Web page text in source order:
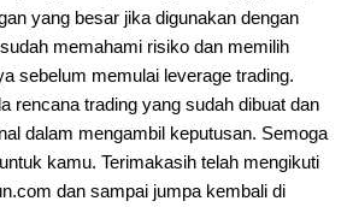
yang besar jika digunakan dengan
memahami risiko dan memilih
sebelum memulai leverage trading.
rencana trading yang sudah dibuat dan
dalam mengambil keputusan. Semoga
kamu. Terimakasih telah mengikuti
dan sampai jumpa kembali di